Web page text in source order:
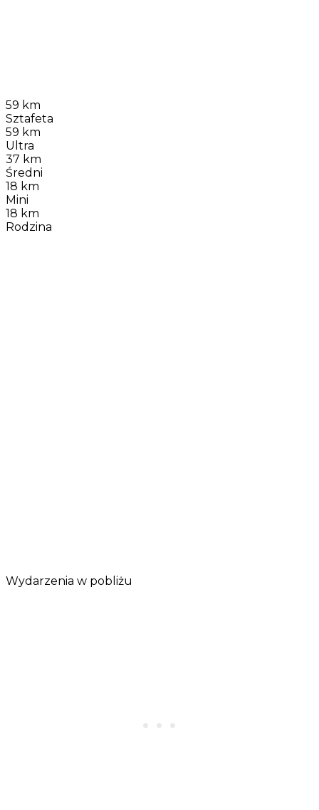
59 km
Sztafeta
59 km
Ultra
37 km
Średni
18 km
Mini
18 km
Rodzina
Wydarzenia w pobliżu